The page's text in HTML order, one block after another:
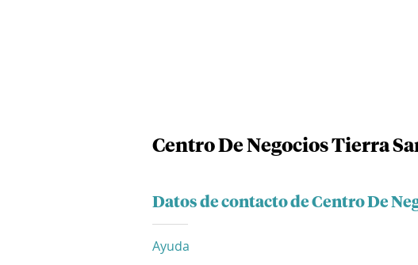
Centro De Negocios Tierra
Datos de contacto de Centro De
Ayuda